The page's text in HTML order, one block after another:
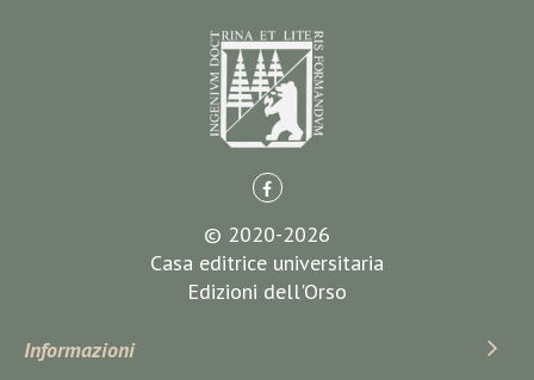
© 2020-2026
Casa editrice universitaria
Edizioni dell'Orso
Informazioni